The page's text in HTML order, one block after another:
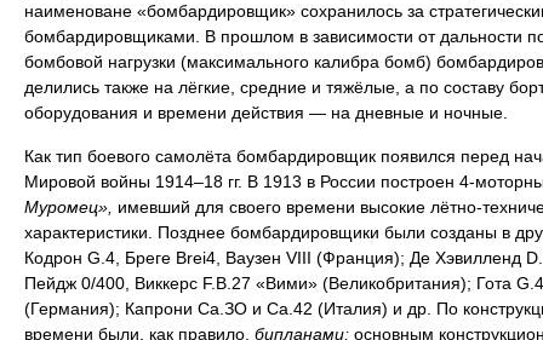
наименоване «бомбардировщик» сохранилось за
бомбардировщиками. В прошлом в зависимости от дальности
бомбовой нагрузки (максимального калибра бомб)
делились также на лёгкие, средние и тяжёлые, а по составу
оборудования и времени действия — на дневные и ночные.
Как тип боевого самолёта бомбардировщик появился перед
Мировой войны 1914–18 гг. В 1913 в России построен 4-
Муромец», имевший для своего времени высокие лётно-
характеристики. Позднее бомбардировщики были созданы в
Кодрон G.4, Бреге Brei4, Ваузен VIII (Франция); Де Хэвилленд
Пейдж 0/400, Виккерс F.B.27 «Вими» (Великобритания); Гота
(Германия); Капрони Са.ЗО и Са.42 (Италия) и др. По
времени были, как правило, бипланами; основным